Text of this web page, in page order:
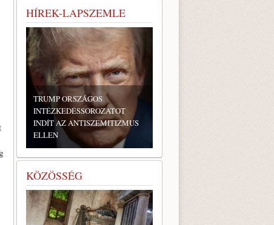
HÍREK-LAPSZEMLE
TRUMP ORSZÁGOS
INTÉZKEDÉSSOROZATOT
INDÍT AZ ANTISZEMITIZMUS
ELLEN
KÖZÖSSÉG